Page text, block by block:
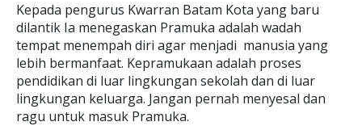
Kepada pengurus Kwarran Batam Kota yang baru
dilantik Ia menegaskan Pramuka adalah wadah
tempat menempah diri agar menjadi manusia yang
lebih bermanfaat. Kepramukaan adalah proses
pendidikan di luar lingkungan sekolah dan di luar
lingkungan keluarga. Jangan pernah menyesal dan
ragu untuk masuk Pramuka.